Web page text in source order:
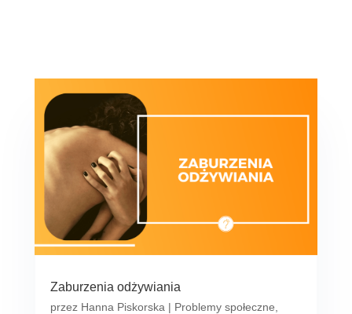
Zaburzenia odżywiania
przez Hanna Piskorska | Problemy społeczne